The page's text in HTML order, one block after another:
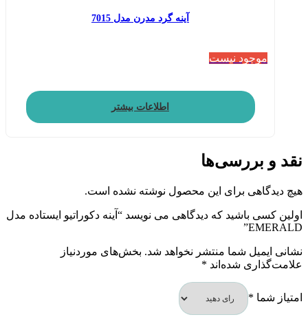
آینه گرد مدرن مدل 7015
موجود نیست
اطلاعات بیشتر
نقد و بررسی‌ها
هیچ دیدگاهی برای این محصول نوشته نشده است.
اولین کسی باشید که دیدگاهی می نویسد “آینه دکوراتیو ایستاده مدل
EMERALD”
نشانی ایمیل شما منتشر نخواهد شد. بخش‌های موردنیاز
علامت‌گذاری شده‌اند *
امتیاز شما *